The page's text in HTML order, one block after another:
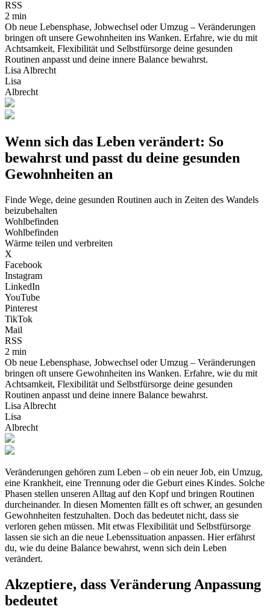
RSS
2 min
Ob neue Lebensphase, Jobwechsel oder Umzug – Veränderungen
bringen oft unsere Gewohnheiten ins Wanken. Erfahre, wie du mit
Achtsamkeit, Flexibilität und Selbstfürsorge deine gesunden
Routinen anpasst und deine innere Balance bewahrst.
Lisa Albrecht
Lisa
Albrecht
Wenn sich das Leben verändert: So
bewahrst und passt du deine gesunden
Gewohnheiten an
Finde Wege, deine gesunden Routinen auch in Zeiten des Wandels
beizubehalten
Wohlbefinden
Wohlbefinden
Wärme teilen und verbreiten
X
Facebook
Instagram
LinkedIn
YouTube
Pinterest
TikTok
Mail
RSS
2 min
Ob neue Lebensphase, Jobwechsel oder Umzug – Veränderungen
bringen oft unsere Gewohnheiten ins Wanken. Erfahre, wie du mit
Achtsamkeit, Flexibilität und Selbstfürsorge deine gesunden
Routinen anpasst und deine innere Balance bewahrst.
Lisa Albrecht
Lisa
Albrecht
Veränderungen gehören zum Leben – ob ein neuer Job, ein Umzug,
eine Krankheit, eine Trennung oder die Geburt eines Kindes. Solche
Phasen stellen unseren Alltag auf den Kopf und bringen Routinen
durcheinander. In diesen Momenten fällt es oft schwer, an gesunden
Gewohnheiten festzuhalten. Doch das bedeutet nicht, dass sie
verloren gehen müssen. Mit etwas Flexibilität und Selbstfürsorge
lassen sie sich an die neue Lebenssituation anpassen. Hier erfährst
du, wie du deine Balance bewahrst, wenn sich dein Leben
verändert.
Akzeptiere, dass Veränderung Anpassung
bedeutet